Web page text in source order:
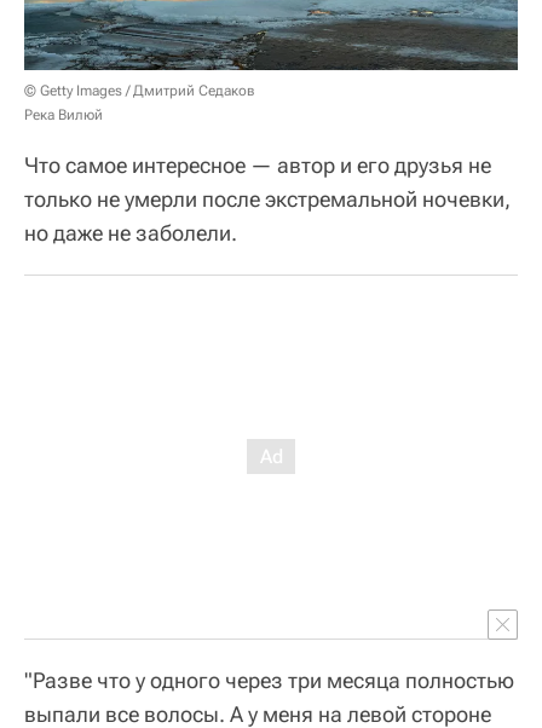
© Getty Images / Дмитрий Седаков
Река Вилюй
Что самое интересное — автор и его друзья не
только не умерли после экстремальной ночевки,
но даже не заболели.
"Разве что у одного через три месяца полностью
выпали все волосы. А у меня на левой стороне